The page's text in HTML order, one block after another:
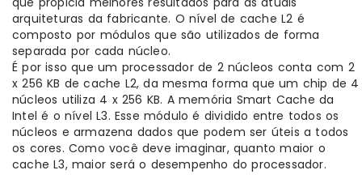
arquiteturas da fabricante. O nível de cache L2 é
composto por módulos que são utilizados de forma
separada por cada núcleo.
É por isso que um processador de 2 núcleos conta com 2
x 256 KB de cache L2, da mesma forma que um chip de 4
núcleos utiliza 4 x 256 KB. A memória Smart Cache da
Intel é o nível L3. Esse módulo é dividido entre todos os
núcleos e armazena dados que podem ser úteis a todos
os cores. Como você deve imaginar, quanto maior o
cache L3, maior será o desempenho do processador.